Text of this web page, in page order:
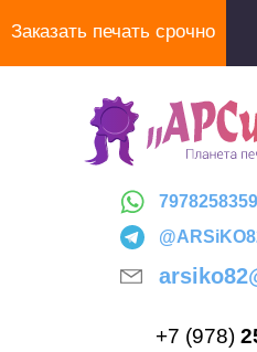
Заказать печать срочно
+7 (978)